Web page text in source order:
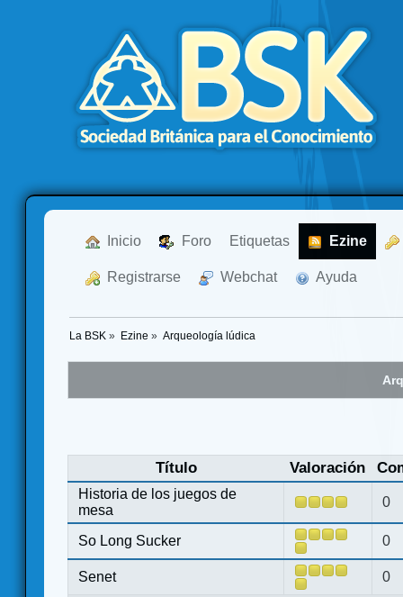
Inicio Foro Etiquetas Ezine
Registrarse Webchat Ayuda
La BSK » Ezine » Arqueología lúdica
Título Valoración
Historia de los juegos de
mesa
0
So Long Sucker 0
Senet 0